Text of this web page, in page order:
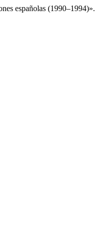
españolas (1990–1994)».